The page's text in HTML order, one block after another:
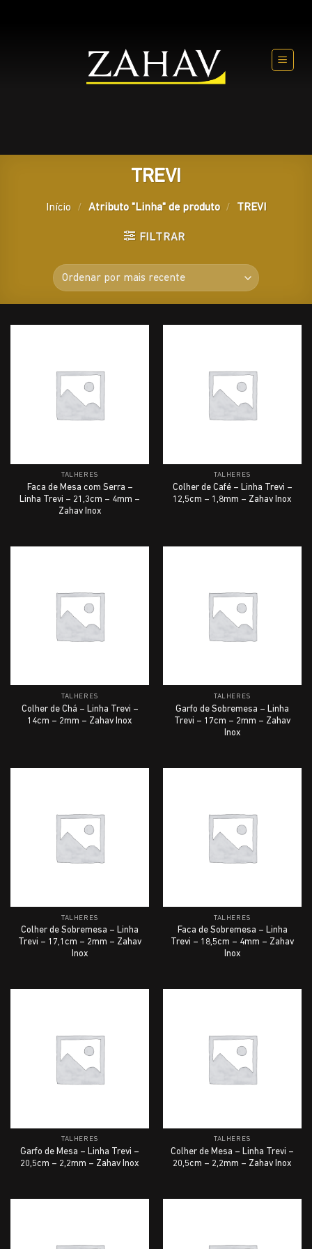
TREVI
Início / Atributo "Linha" de produto / TREVI
FILTRAR
TALHERES
Faca de Mesa com Serra –
Linha Trevi – 21,3cm – 4mm –
Zahav Inox
TALHERES
Colher de Café – Linha Trevi –
12,5cm – 1,8mm – Zahav Inox
TALHERES
Colher de Chá – Linha Trevi –
14cm – 2mm – Zahav Inox
TALHERES
Garfo de Sobremesa – Linha
Trevi – 17cm – 2mm – Zahav
Inox
TALHERES
Colher de Sobremesa – Linha
Trevi – 17,1cm – 2mm – Zahav
Inox
TALHERES
Faca de Sobremesa – Linha
Trevi – 18,5cm – 4mm – Zahav
Inox
TALHERES
Garfo de Mesa – Linha Trevi –
20,5cm – 2,2mm – Zahav Inox
TALHERES
Colher de Mesa – Linha Trevi –
20,5cm – 2,2mm – Zahav Inox